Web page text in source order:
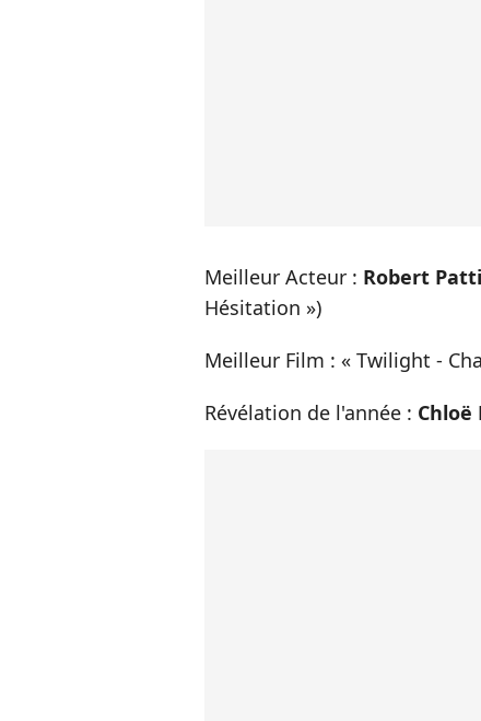
Meilleur Acteur : Robert
Hésitation »)
Meilleur Film : « Twilight -
Révélation de l'année : Chloë